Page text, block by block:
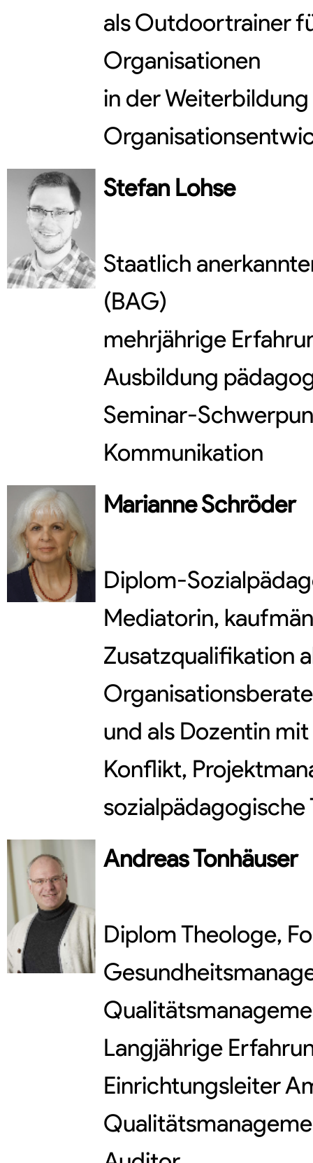
als Outdoortrainer
Organisationen
in der
Stefan Lohse
Staatlich
(BAG)
mehrjährige
Ausbildung
Seminar-
Kommunikation
MarianneSchröder
Diplom-
Mediatorin,
Zusatzqualifikation
und als Dozentin
Konflikt,
sozialpädagogische
AndreasTonhäuser
Diplom Theologe,
Langjährige
Einrichtungsleiter